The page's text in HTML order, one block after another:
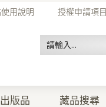
用說明 授權申請項目
版品 藏品搜尋